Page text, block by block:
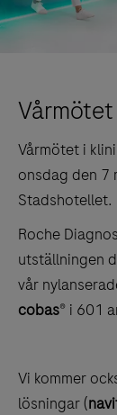
Vårmötet i
onsdag den 7
Stadshotellet.
Roche
utställningen
vår
cobas® i 601
Vi kommer
lösningar (